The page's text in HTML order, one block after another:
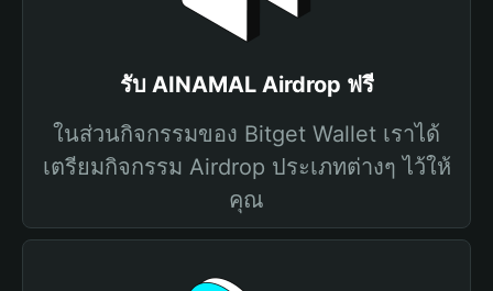
รับ AINAMAL Airdrop ฟรี
ในส่วนกิจกรรมของ Bitget Wallet เราได้
เตรียมกิจกรรม Airdrop ประเภทต่างๆ ไว้ให้
คุณ